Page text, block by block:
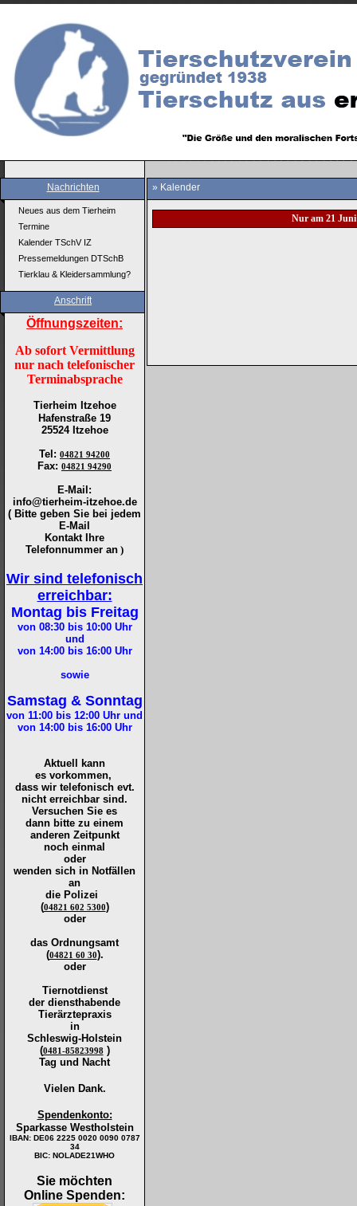
Nachrichten
Neues aus dem Tierheim
Termine
Kalender TSchV IZ
Pressemeldungen DTSchB
Tierklau & Kleidersammlung?
Anschrift
Öffnungszeiten:
Ab sofort Vermittlung
nur nach telefonischer
Terminabsprache
Tierheim Itzehoe
Hafenstraße 19
25524 Itzehoe
Tel : 04821 94200
Fax: 04821 94290
E-Mail:
info@tierheim-itzehoe.de
( Bitte geben Sie bei jedem
E-Mail
Kontakt Ihre
Telefonnummer an )
Wir sind telefonisch
erreichbar:
Montag bis Freitag
von 08:30 bis 10:00Uhr
und
von 14:00 bis 16:00Uhr
sowie
Samstag & Sonntag
von 11:00 bis 12:00 Uhr und
von 14:00 bis 16:00Uhr
Aktuell kann
es vorkommen,
dass wir telefonisch evt.
nicht erreichbar sind.
Versuchen Sie es
dann bitte zu einem
anderen Zeitpunkt
noch einmal
oder
wenden sich in Notfällen
an
die Polizei
(04821 602 5300)
oder
das Ordnungsamt
(04821 60 30).
oder
Tiernotdienst
der diensthabende
Tierärztepraxis
in
Schleswig-Holstein
(0481-85823998 )
Tag und Nacht
Vielen Dank.
Spendenkonto:
Sparkasse Westholstein
IBAN: DE06 2225 0020 0090 0787
34
BIC: NOLADE21WHO
Sie möchten
Online Spenden:
» Kalender
Nur am 21 Juni